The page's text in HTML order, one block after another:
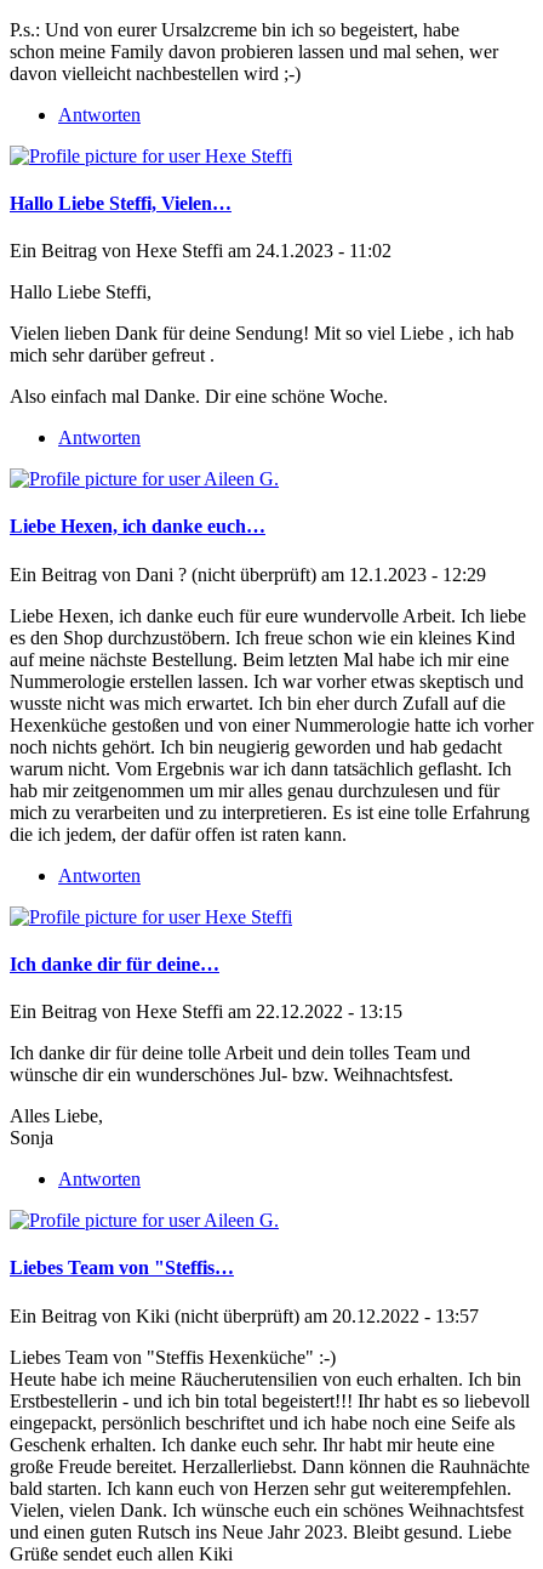
P.s.: Und von eurer Ursalzcreme bin ich so begeistert, habe
schon meine Family davon probieren lassen und mal sehen, wer
davon vielleicht nachbestellen wird ;-)
Antworten
Hallo Liebe Steffi, Vielen…
Ein Beitrag von Hexe Steffi am 24.1.2023 - 11:02
Hallo Liebe Steffi,
Vielen lieben Dank für deine Sendung! Mit so viel Liebe , ich hab
mich sehr darüber gefreut .
Also einfach mal Danke. Dir eine schöne Woche.
Antworten
Liebe Hexen, ich danke euch…
Ein Beitrag von Dani ? (nicht überprüft) am 12.1.2023 - 12:29
Liebe Hexen, ich danke euch für eure wundervolle Arbeit. Ich liebe
es den Shop durchzustöbern. Ich freue schon wie ein kleines Kind
auf meine nächste Bestellung. Beim letzten Mal habe ich mir eine
Nummerologie erstellen lassen. Ich war vorher etwas skeptisch und
wusste nicht was mich erwartet. Ich bin eher durch Zufall auf die
Hexenküche gestoßen und von einer Nummerologie hatte ich vorher
noch nichts gehört. Ich bin neugierig geworden und hab gedacht
warum nicht. Vom Ergebnis war ich dann tatsächlich geflasht. Ich
hab mir zeitgenommen um mir alles genau durchzulesen und für
mich zu verarbeiten und zu interpretieren. Es ist eine tolle Erfahrung
die ich jedem, der dafür offen ist raten kann.
Antworten
Ich danke dir für deine…
Ein Beitrag von Hexe Steffi am 22.12.2022 - 13:15
Ich danke dir für deine tolle Arbeit und dein tolles Team und
wünsche dir ein wunderschönes Jul- bzw. Weihnachtsfest.
Alles Liebe,
Sonja
Antworten
Liebes Team von "Steffis…
Ein Beitrag von Kiki (nicht überprüft) am 20.12.2022 - 13:57
Liebes Team von "Steffis Hexenküche" :-)
Heute habe ich meine Räucherutensilien von euch erhalten. Ich bin
Erstbestellerin - und ich bin total begeistert!!! Ihr habt es so liebevoll
eingepackt, persönlich beschriftet und ich habe noch eine Seife als
Geschenk erhalten. Ich danke euch sehr. Ihr habt mir heute eine
große Freude bereitet. Herzallerliebst. Dann können die Rauhnächte
bald starten. Ich kann euch von Herzen sehr gut weiterempfehlen.
Vielen, vielen Dank. Ich wünsche euch ein schönes Weihnachtsfest
und einen guten Rutsch ins Neue Jahr 2023. Bleibt gesund. Liebe
Grüße sendet euch allen Kiki